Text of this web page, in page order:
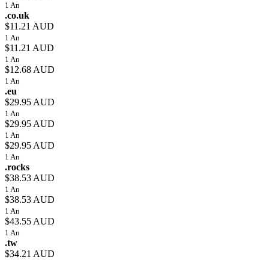
1 An
.co.uk
$11.21 AUD
1 An
$11.21 AUD
1 An
$12.68 AUD
1 An
.eu
$29.95 AUD
1 An
$29.95 AUD
1 An
$29.95 AUD
1 An
.rocks
$38.53 AUD
1 An
$38.53 AUD
1 An
$43.55 AUD
1 An
.tw
$34.21 AUD